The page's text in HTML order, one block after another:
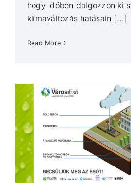
hogy időben dolgozzon ki
klímaváltozás hatásain [...]
Read More